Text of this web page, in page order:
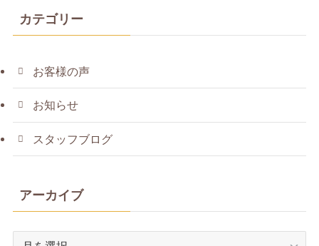
カテゴリー
お客様の声
お知らせ
スタッフブログ
アーカイブ